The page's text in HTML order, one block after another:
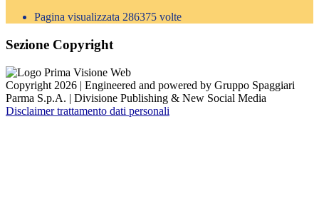
Pagina visualizzata 286375 volte
Sezione Copyright
Copyright 2026 | Engineered and powered by Gruppo Spaggiari
Parma S.p.A. | Divisione Publishing & New Social Media
Disclaimer trattamento dati personali